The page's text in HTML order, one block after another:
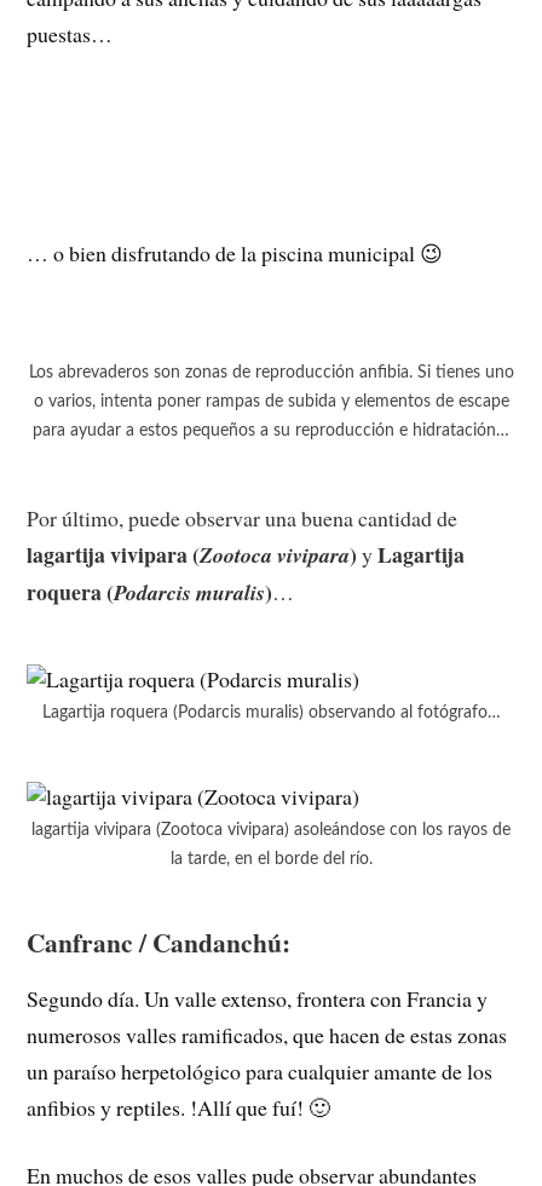
puestas…
… o bien disfrutando de la piscina municipal 😉
Los abrevaderos son zonas de reproducción anfibia. Si tienes uno
o varios, intenta poner rampas de subida y elementos de escape
para ayudar a estos pequeños a su reproducción e hidratación…
Por último, puede observar una buena cantidad de
lagartija vivipara (Zootoca vivipara) yLagartija
roquera (Podarcis muralis)…
Lagartija roquera (Podarcis muralis) observando al fotógrafo…
lagartija vivipara (Zootoca vivipara) asoleándose con los rayos de
la tarde, en el borde del río.
Canfranc / Candanchú:
Segundo día. Un valle extenso, frontera con Francia y
numerosos valles ramificados, que hacen de estas zonas
un paraíso herpetológico para cualquier amante de los
anfibios y reptiles. !Allí que fuí! 🙂
En muchos de esos valles pude observar abundantes